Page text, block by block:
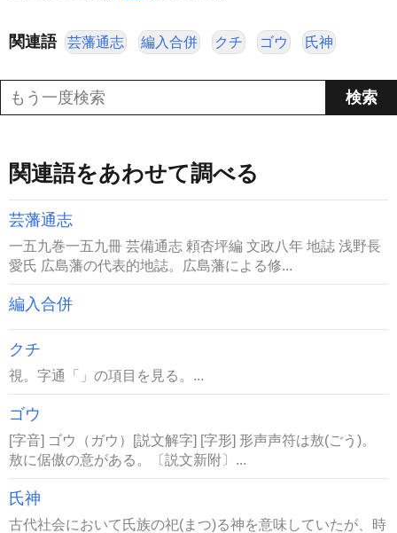
関連語 芸藩通志 編入合併 クチ ゴウ 氏神
関連語をあわせて調べる
芸藩通志
一五九巻一五九冊 芸備通志 頼杏坪編 文政八年 地誌 浅野長
愛氏 広島藩の代表的地誌。広島藩による修...
編入合併
クチ
視。字通「」の項目を見る。...
ゴウ
[字音] ゴウ（ガウ）[説文解字] [字形] 形声声符は敖(ごう)。
敖に倨傲の意がある。〔説文新附〕...
氏神
古代社会において氏族の祀(まつ)る神を意味していたが、時